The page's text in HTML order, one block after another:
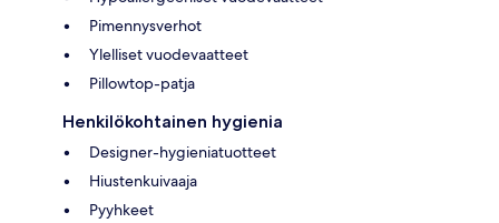
Pimennysverhot
Ylelliset vuodevaatteet
Pillowtop-patja
Henkilökohtainen hygienia
Designer-hygieniatuotteet
Hiustenkuivaaja
Pyyhkeet